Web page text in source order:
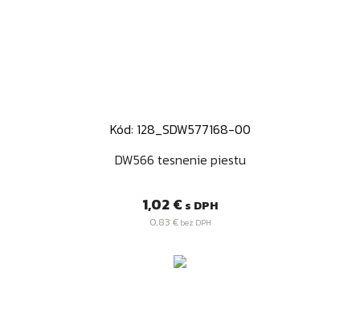
Kód: 128_SDW577168-00
DW566 tesnenie piestu
Cena
1,02 € s DPH
0,83 €bez DPH